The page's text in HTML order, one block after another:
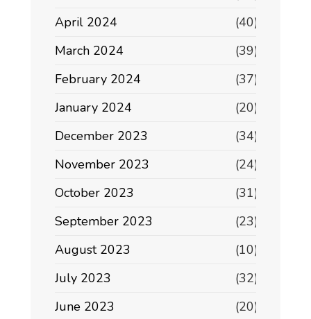
April 2024
(40)
March 2024
(39)
February 2024
(37)
January 2024
(20)
December 2023
(34)
November 2023
(24)
October 2023
(31)
September 2023
(23)
August 2023
(10)
July 2023
(32)
June 2023
(20)